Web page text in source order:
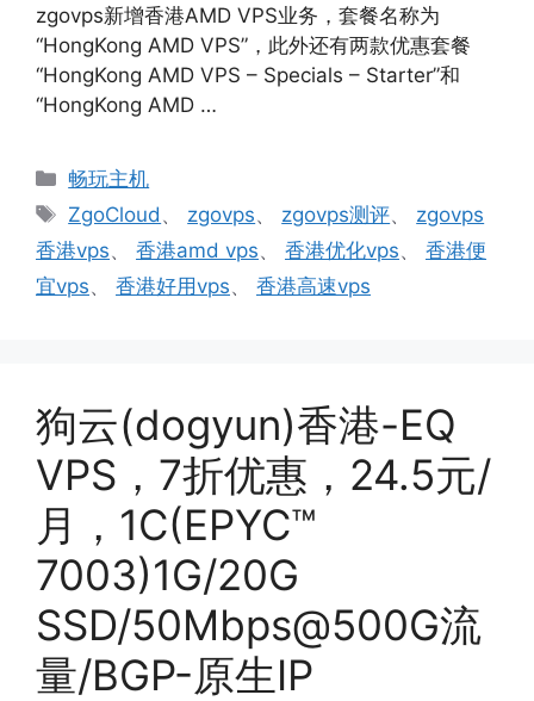
zgovps新增香港AMD VPS业务，套餐名称为
“HongKong AMD VPS”，此外还有两款优惠套餐
“HongKong AMD VPS – Specials – Starter”和
“HongKong AMD …
分
类
畅玩主机
标
签
ZgoCloud 、 zgovps、 zgovps测评、 zgovps
香港vps、 香港amd vps、 香港优化vps、 香港便
宜vps、 香港好用vps、 香港高速vps
狗云(dogyun)香港-EQ
VPS，7折优惠，24.5元/
月，1C(EPYC™
7003)1G/20G
SSD/50Mbps@500G流
量/BGP-原生IP